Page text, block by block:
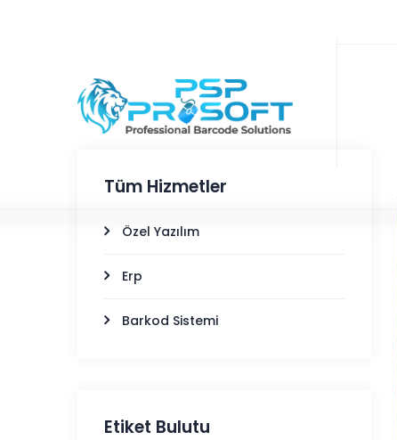
Tüm Hizmetler
Özel Yazılım
Erp
Barkod Sistemi
Etiket Bulutu